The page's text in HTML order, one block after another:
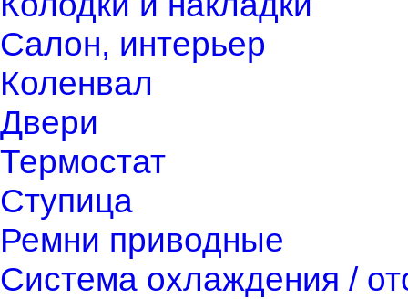
Салон, интерьер
Коленвал
Двери
Термостат
Ступица
Ремни приводные
Система охлаждения /